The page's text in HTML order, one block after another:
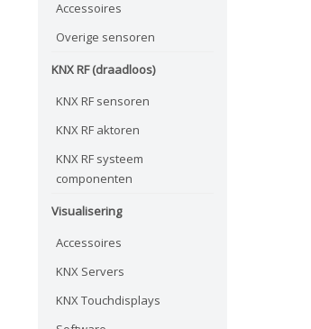
Accessoires
Overige sensoren
KNX RF (draadloos)
KNX RF sensoren
KNX RF aktoren
KNX RF systeem
componenten
Visualisering
Accessoires
KNX Servers
KNX Touchdisplays